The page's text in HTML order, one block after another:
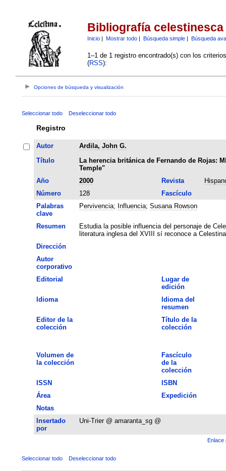
Bibliografía celestinesca
Inicio| Mostrar todo| Búsqueda simple| Búsqueda
1–1 de 1 registro encontrado(s) con los
(RSS):
Opciones de búsqueda y visualización
Seleccionar todo Deseleccionar todo
Registro
Autor
Ardila, John G.
Título
La herencia británica de Fernando de Rojas:
Temple"
Año
2000 Revista
Número
128
Fascículo
Palabras
clave
Pervivencia; Influencia; Susana Rowson
Resumen
Estudia la posible influencia del personaje de
literatura inglesa del XVIII sí reconoce a
Dirección
Autor
corporativo
Editorial
Lugar de
edición
Idioma
Idioma del
resumen
Editor de la
colección
Título de la
colección
Volumen de
la colección
Fascículo
de la
colección
ISSN
ISBN
Área
Expedición
Notas
Insertado
por
Uni-Trier @ amaranta_sg @
Enlace
Seleccionar todo Deseleccionar todo